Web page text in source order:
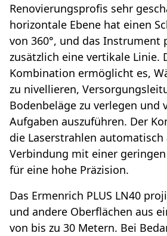
Renovierungsprofis sehr
horizontale Ebene hat einen
von 360°, und das Instrument
zusätzlich eine vertikale Linie.
Kombination ermöglicht es,
zu nivellieren,
Bodenbeläge zu verlegen und
Aufgaben auszuführen. Der
die Laserstrahlen
Verbindung mit einer
für eine hohe Präzision.
Das Ermenrich PLUS LN40
und andere Oberflächen aus
von bis zu 30 Metern. Bei